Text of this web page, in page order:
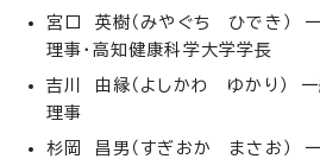
宮口 英樹（みやぐち ひでき）
理事・高知健康科学大学学長
吉川 由縁（よしかわ ゆかり）
理事
杉岡 昌男（すぎおか まさお）